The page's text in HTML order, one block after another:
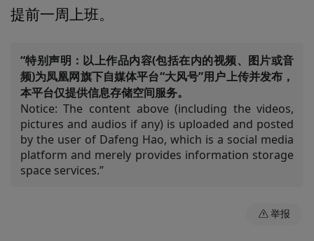
提前一周上班。
“特别声明：以上作品内容(包括在内的视频、图片或音
频)为凤凰网旗下自媒体平台“大风号”用户上传并发布，
本平台仅提供信息存储空间服务。
Notice: The content above (including the videos,
pictures and audios if any) is uploaded and posted
by the user of Dafeng Hao, which is a social media
platform and merely provides information storage
space services.”
举报